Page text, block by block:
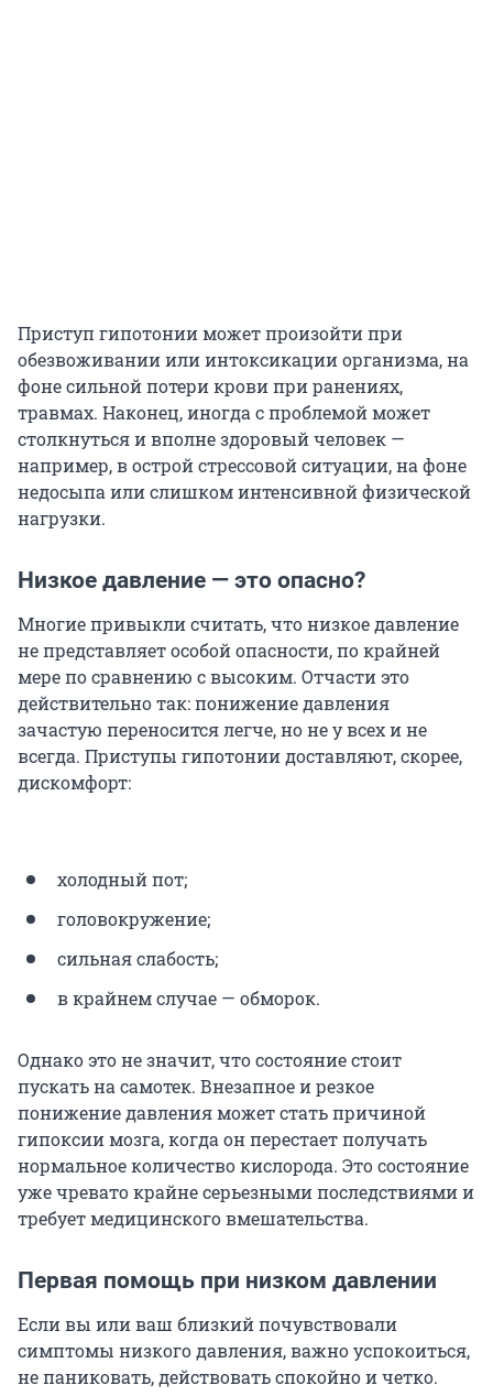
Приступ гипотонии может произойти при
обезвоживании или интоксикации организма, на
фоне сильной потери крови при ранениях,
травмах. Наконец, иногда с проблемой может
столкнуться и вполне здоровый человек —
например, в острой стрессовой ситуации, на фоне
недосыпа или слишком интенсивной физической
нагрузки.
Низкое давление — это опасно?
Многие привыкли считать, что низкое давление
не представляет особой опасности, по крайней
мере по сравнению с высоким. Отчасти это
действительно так: понижение давления
зачастую переносится легче, но не у всех и не
всегда. Приступы гипотонии доставляют, скорее,
дискомфорт:
холодный пот;
головокружение;
сильная слабость;
в крайнем случае — обморок.
Однако это не значит, что состояние стоит
пускать на самотек. Внезапное и резкое
понижение давления может стать причиной
гипоксии мозга, когда он перестает получать
нормальное количество кислорода. Это состояние
уже чревато крайне серьезными последствиями и
требует медицинского вмешательства.
Первая помощь при низком давлении
Если вы или ваш близкий почувствовали
симптомы низкого давления, важно успокоиться,
не паниковать, действовать спокойно и четко.